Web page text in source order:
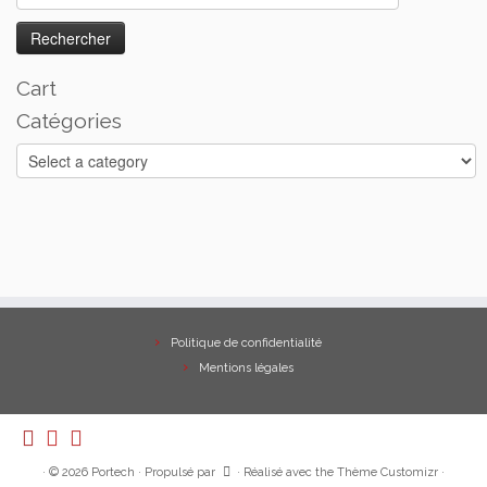
Cart
Catégories
Politique de confidentialité
Mentions légales
· © 2026 Portech · Propulsé par · Réalisé avec the Thème Customizr ·